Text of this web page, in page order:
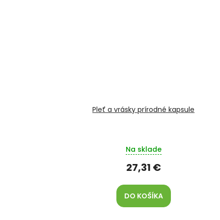
Pleť a vrásky prírodné kapsule
Na sklade
27,31 €
DO KOŠÍKA